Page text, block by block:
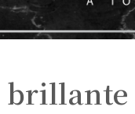
brillante